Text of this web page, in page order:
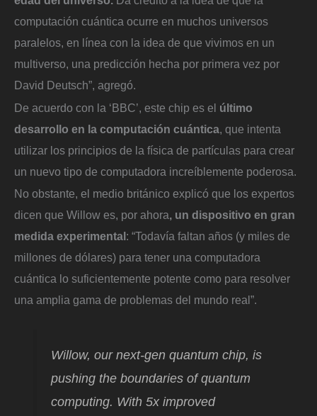
computación cuántica ocurre en muchos universos
paralelos, en línea con la idea de que vivimos en un
multiverso, una predicción hecha por primera vez por
David Deutsch”, agregó.
De acuerdo con la ‘BBC’, este chip es el último
desarrollo en la computación cuántica , que intenta
utilizar los principios de la física de partículas para crear
un nuevo tipo de computadora increíblemente poderosa.
No obstante, el medio británico explicó que los expertos
dicen que Willow es, por ahora, un dispositivo en gran
medida experimental: “Todavía faltan años (y miles de
millones de dólares) para tener una computadora
cuántica lo suficientemente potente como para resolver
una amplia gama de problemas del mundo real”.
Willow, our next-gen quantum chip, is
pushing the boundaries of quantum
computing. With 5x improved